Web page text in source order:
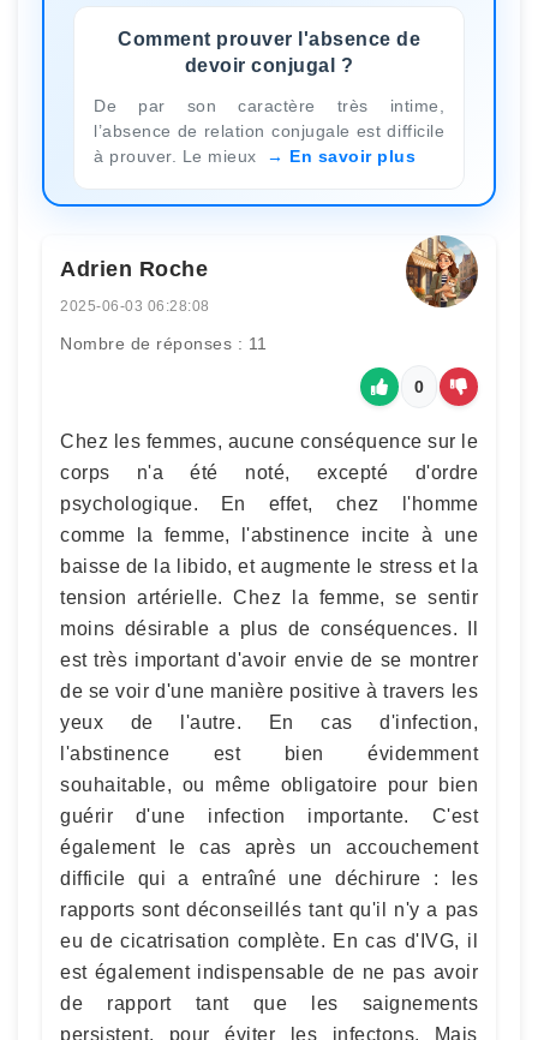
Comment prouver l'absence de
devoir conjugal ?
De par son caractère très intime,
l’absence de relation conjugale est difficile
à prouver. Le mieux
En savoir plus
Adrien Roche
2025-06-03 06:28:08
Nombre de réponses : 11
0
Chez les femmes, aucune conséquence sur le
corps n'a été noté, excepté d'ordre
psychologique. En effet, chez l'homme
comme la femme, l'abstinence incite à une
baisse de la libido, et augmente le stress et la
tension artérielle. Chez la femme, se sentir
moins désirable a plus de conséquences. Il
est très important d'avoir envie de se montrer
de se voir d'une manière positive à travers les
yeux de l'autre. En cas d'infection,
l'abstinence est bien évidemment
souhaitable, ou même obligatoire pour bien
guérir d'une infection importante. C'est
également le cas après un accouchement
difficile qui a entraîné une déchirure : les
rapports sont déconseillés tant qu'il n'y a pas
eu de cicatrisation complète. En cas d'IVG, il
est également indispensable de ne pas avoir
de rapport tant que les saignements
persistent, pour éviter les infectons. Mais